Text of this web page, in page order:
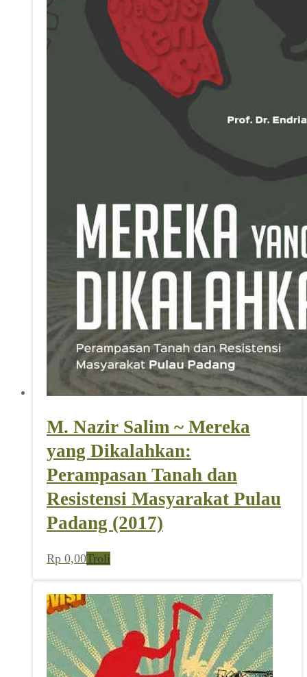
M. Nazir Salim ~ Mereka
yang Dikalahkan:
Perampasan Tanah dan
Resistensi Masyarakat Pulau
Padang (2017)
Rp 0,00Troli